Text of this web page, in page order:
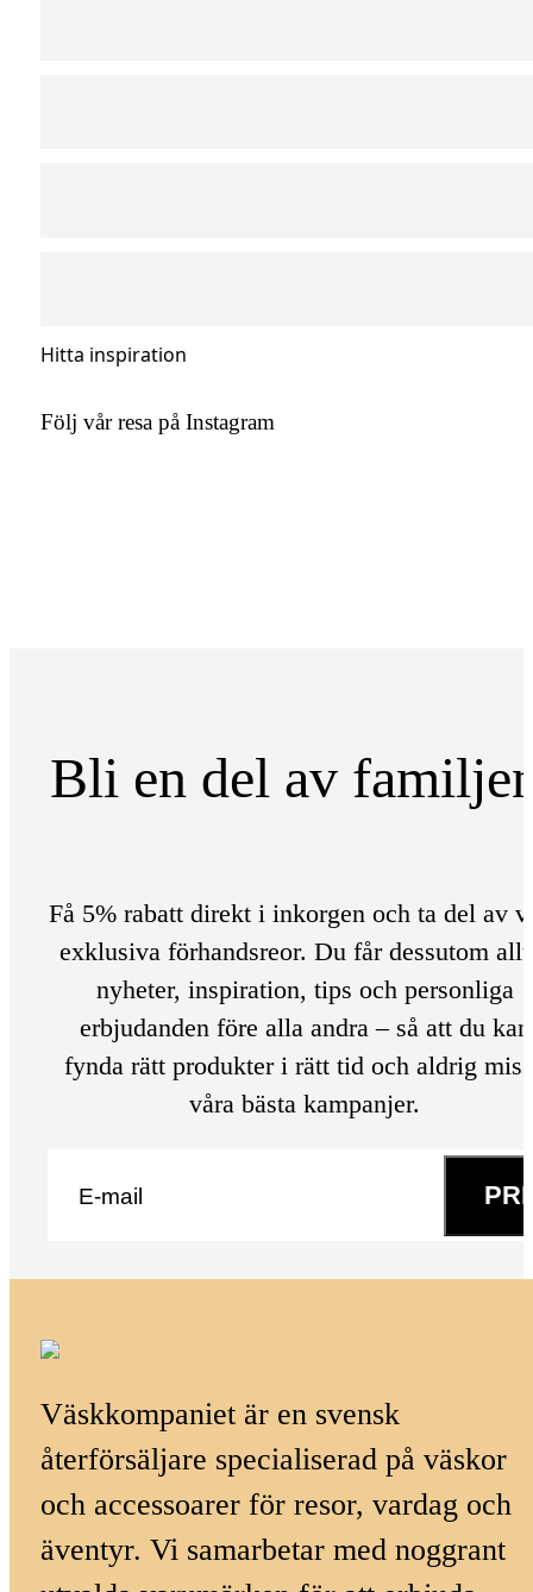
Hitta inspiration
Följ vår resa på Instagram
Bli en del av
Få 5% rabatt direkt i inkorgen och ta del av
exklusiva förhandsreor. Du får dessutom
nyheter, inspiration, tips och personliga
erbjudanden före alla andra – så att du kan
fynda rätt produkter i rätt tid och aldrig
våra bästa kampanjer.
Väskkompaniet är en svensk
återförsäljare specialiserad på väskor
och accessoarer för resor, vardag och
äventyr. Vi samarbetar med noggrant